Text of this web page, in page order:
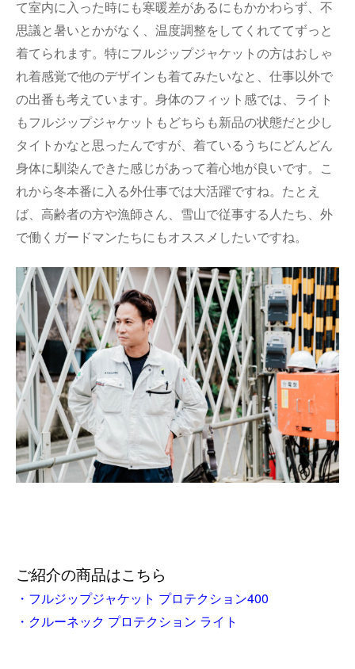
て室内に入った時にも寒暖差があるにもかかわらず、不
思議と暑いとかがなく、温度調整をしてくれててずっと
着てられます。特にフルジップジャケットの方はおしゃ
れ着感覚で他のデザインも着てみたいなと、仕事以外で
の出番も考えています。身体のフィット感では、ライト
もフルジップジャケットもどちらも新品の状態だと少し
タイトかなと思ったんですが、着ているうちにどんどん
身体に馴染んできた感じがあって着心地が良いです。こ
れから冬本番に入る外仕事では大活躍ですね。たとえ
ば、高齢者の方や漁師さん、雪山で従事する人たち、外
で働くガードマンたちにもオススメしたいですね。
ご紹介の商品はこちら
・フルジップジャケット プロテクション400
・クルーネック プロテクション ライト